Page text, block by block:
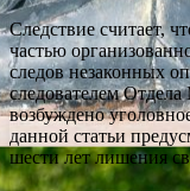
Следствие считает,
частью
следов незаконных
следователем
возбуждено
данной статьи
шести лет лишения